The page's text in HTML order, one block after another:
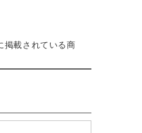
掲載されている商